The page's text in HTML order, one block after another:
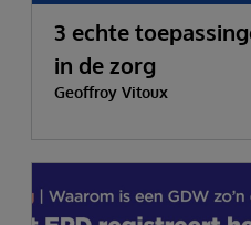
3 echte
in de zorg
Geoffroy Vitoux